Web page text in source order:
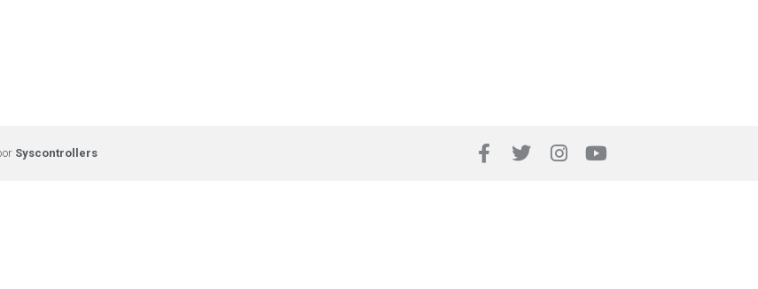
Syscontrollers